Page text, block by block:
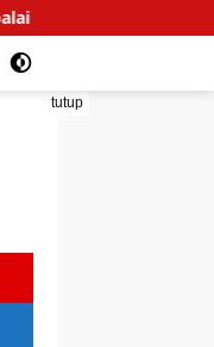
XII di Cibubur
tutup